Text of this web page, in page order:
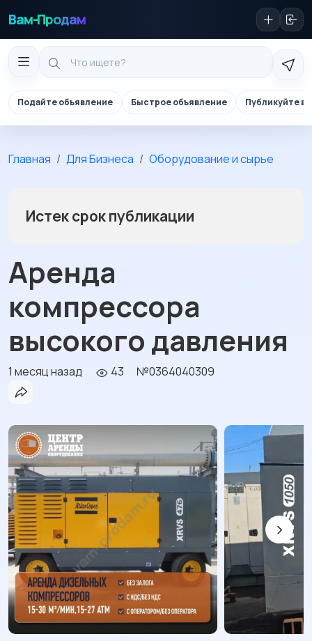
Вам-Продам
Подайте объявление Быстрое объявление Публикуйте в
Главная Для Бизнеса Оборудование и сырье
Истек срок публикации
Аренда
компрессора
высокого давления
1 месяц назад 43 №0364040309